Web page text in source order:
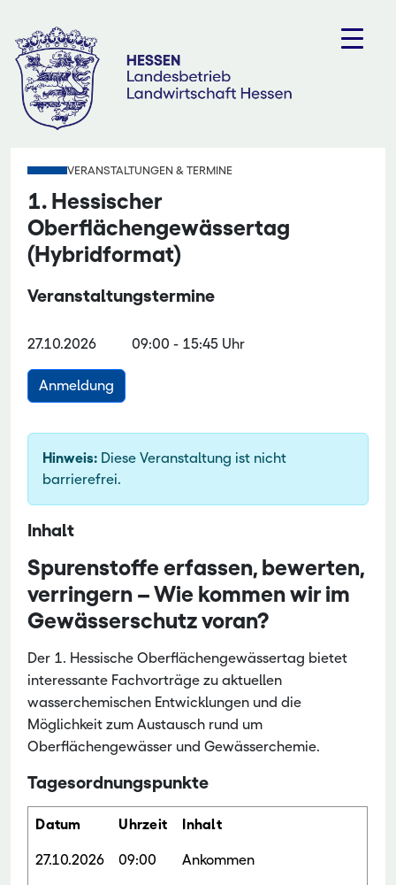
Inhalt
springen
VERANSTALTUNGEN & TERMINE
1. Hessischer
Oberflächengewässertag
(Hybridformat)
Veranstaltungstermine
27.10.2026 09:00- 15:45 Uhr
Hinweis: Diese Veranstaltung ist nicht
barrierefrei.
Inhalt
Spurenstoffe erfassen, bewerten,
verringern – Wie kommen wir im
Gewässerschutz voran?
Der 1. Hessische Oberflächengewässertag bietet
interessante Fachvorträge zu aktuellen
wasserchemischen Entwicklungen und die
Möglichkeit zum Austausch rund um
Oberflächengewässer und Gewässerchemie.
Tagesordnungspunkte
Datum Uhrzeit Inhalt
27.10.2026 09:00 Ankommen